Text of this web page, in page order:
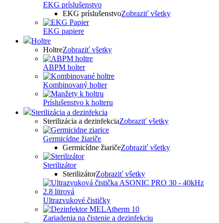
EKG príslušenstvo
EKG príslušenstvoZobraziť všetky
EKG papiere
Holtre
HoltreZobraziť všetky
ABPM holter
Kombinovaný holter
Príslušenstvo k holteru
Sterilizácia a dezinfekcia
Sterilizácia a dezinfekciaZobraziť všetky
Germicídne žiariče
Germicídne žiaričeZobraziť všetky
Sterilizátor
SterilizátorZobraziť všetky
Ultrazvukové čističky
Zariadenia na čistenie a dezinfekciu